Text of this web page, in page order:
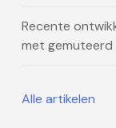
Recente
met gemuteerd
Alle artikelen